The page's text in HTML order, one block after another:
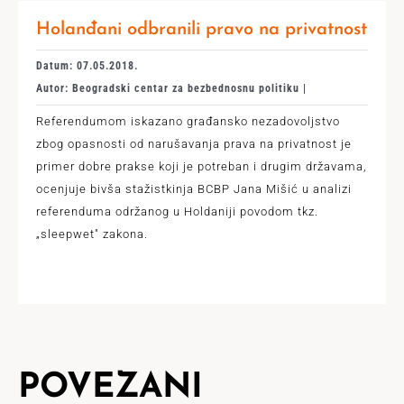
Holanđani odbranili pravo na privatnost
Datum: 07.05.2018.
Autor: Beogradski centar za bezbednosnu politiku |
Referendumom iskazano građansko nezadovoljstvo
zbog opasnosti od narušavanja prava na privatnost je
primer dobre prakse koji je potreban i drugim državama,
ocenjuje bivša stažistkinja BCBP Jana Mišić u analizi
referenduma održanog u Holdaniji povodom tkz.
„sleepwet" zakona.
POVEZANI